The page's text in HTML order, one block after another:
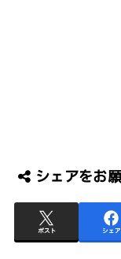
シェアをお
ポスト シェア